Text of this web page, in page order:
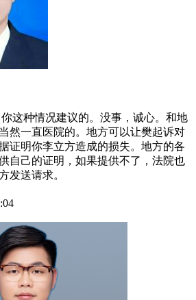
这种情况建议的。没事，诚心。和地
然一直医院的。地方可以让樊起诉对
证明你李立方造成的损失。地方的各
自己的证明，如果提供不了，法院也
发送请求。